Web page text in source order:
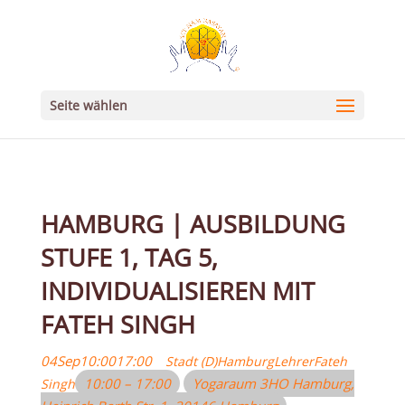
Seite wählen
HAMBURG | AUSBILDUNG
STUFE 1, TAG 5,
INDIVIDUALISIEREN MIT
FATEH SINGH
04Sep10:0017:00 Stadt (D)HamburgLehrerFateh
Singh
10:00 – 17:00 Yogaraum 3HO Hamburg,